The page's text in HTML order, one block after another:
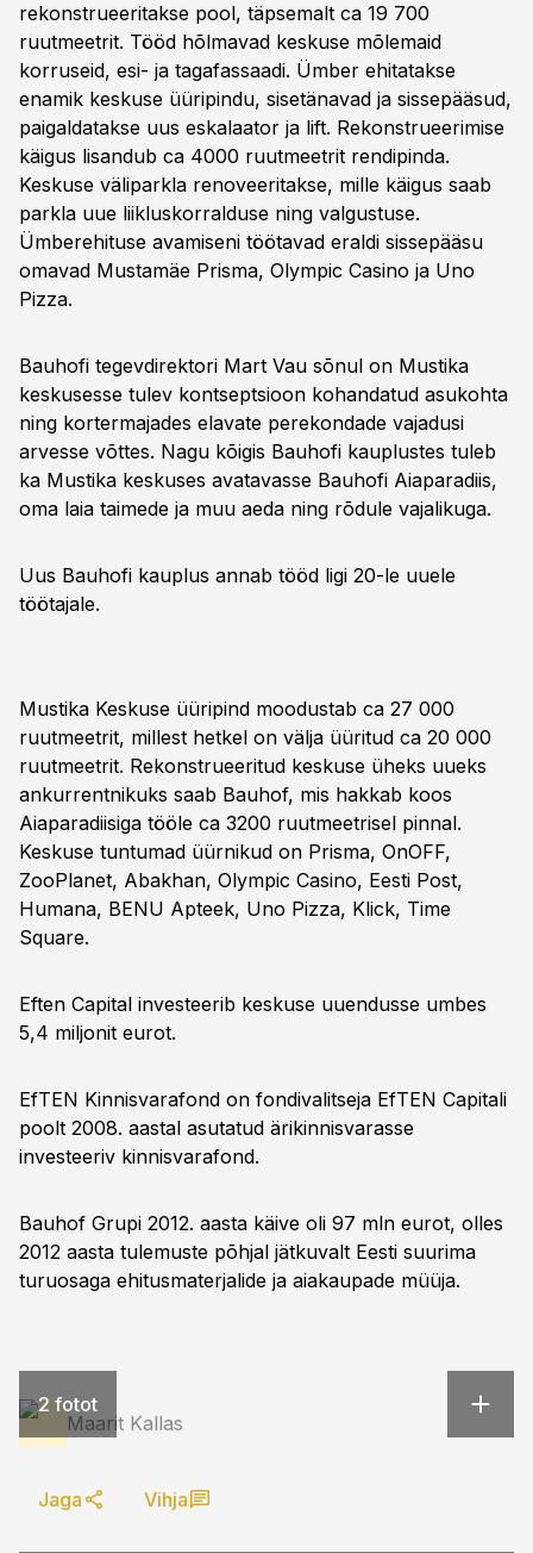
rekonstrueeritakse pool, täpsemalt ca 19 700
ruutmeetrit. Tööd hõlmavad keskuse mõlemaid
korruseid, esi- ja tagafassaadi. Ümber ehitatakse
enamik keskuse üüripindu, sisetänavad ja sissepääsud,
paigaldatakse uus eskalaator ja lift. Rekonstrueerimise
käigus lisandub ca 4000 ruutmeetrit rendipinda.
Keskuse väliparkla renoveeritakse, mille käigus saab
parkla uue liikluskorralduse ning valgustuse.
Ümberehituse avamiseni töötavad eraldi sissepääsu
omavad Mustamäe Prisma, Olympic Casino ja Uno
Pizza.
Bauhofi tegevdirektori Mart Vau sõnul on Mustika
keskusesse tulev kontseptsioon kohandatud asukohta
ning kortermajades elavate perekondade vajadusi
arvesse võttes. Nagu kõigis Bauhofi kauplustes tuleb
ka Mustika keskuses avatavasse Bauhofi Aiaparadiis,
oma laia taimede ja muu aeda ning rõdule vajalikuga.
Uus Bauhofi kauplus annab tööd ligi 20-le uuele
töötajale.
Mustika Keskuse üüripind moodustab ca 27 000
ruutmeetrit, millest hetkel on välja üüritud ca 20 000
ruutmeetrit. Rekonstrueeritud keskuse üheks uueks
ankurrentnikuks saab Bauhof, mis hakkab koos
Aiaparadiisiga tööle ca 3200 ruutmeetrisel pinnal.
Keskuse tuntumad üürnikud on Prisma, OnOFF,
ZooPlanet, Abakhan, Olympic Casino, Eesti Post,
Humana, BENU Apteek, Uno Pizza, Klick, Time
Square.
Eften Capital investeerib keskuse uuendusse umbes
5,4 miljonit eurot.
EfTEN Kinnisvarafond on fondivalitseja EfTEN Capitali
poolt 2008. aastal asutatud ärikinnisvarasse
investeeriv kinnisvarafond.
Bauhof Grupi 2012. aasta käive oli 97 mln eurot, olles
2012 aasta tulemuste põhjal jätkuvalt Eesti suurima
turuosaga ehitusmaterjalide ja aiakaupade müüja.
2 fotot
Maarit Kallas
Jaga Vihja